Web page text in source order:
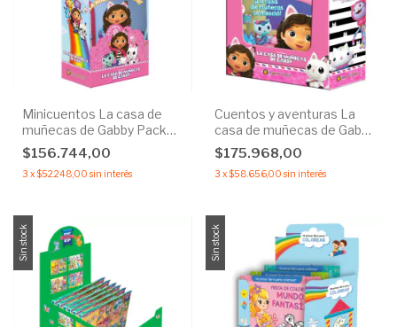
Minicuentos La casa de
muñecas de Gabby Pack
56u
$156.744,00
3 x$52.248,00 sin interés
Cuentos y aventuras La
casa de muñecas de Gabby
Pack 32u
$175.968,00
3 x$58.656,00 sin interés
Sin stock Sin stock